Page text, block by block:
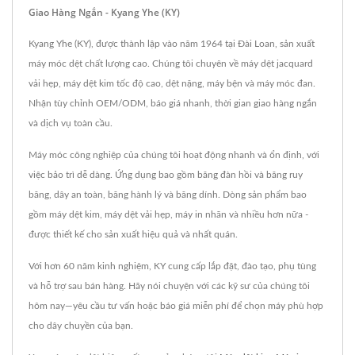
Giao Hàng Ngắn - Kyang Yhe (KY)
Kyang Yhe (KY), được thành lập vào năm 1964 tại Đài Loan, sản xuất
máy móc dệt chất lượng cao. Chúng tôi chuyên về máy dệt jacquard
vải hẹp, máy dệt kim tốc độ cao, dệt nặng, máy bện và máy móc đan.
Nhận tùy chỉnh OEM/ODM, báo giá nhanh, thời gian giao hàng ngắn
và dịch vụ toàn cầu.
Máy móc công nghiệp của chúng tôi hoạt động nhanh và ổn định, với
việc bảo trì dễ dàng. Ứng dụng bao gồm băng đàn hồi và băng ruy
băng, dây an toàn, băng hành lý và băng dính. Dòng sản phẩm bao
gồm máy dệt kim, máy dệt vải hẹp, máy in nhãn và nhiều hơn nữa -
được thiết kế cho sản xuất hiệu quả và nhất quán.
Với hơn 60 năm kinh nghiệm, KY cung cấp lắp đặt, đào tạo, phụ tùng
và hỗ trợ sau bán hàng. Hãy nói chuyện với các kỹ sư của chúng tôi
hôm nay—yêu cầu tư vấn hoặc báo giá miễn phí để chọn máy phù hợp
cho dây chuyền của bạn.